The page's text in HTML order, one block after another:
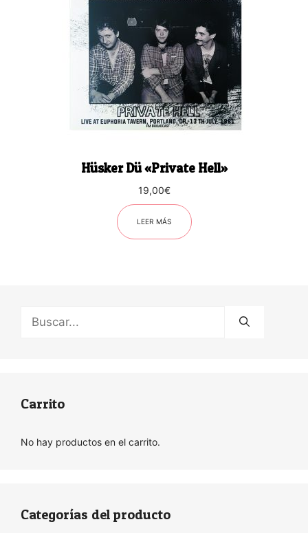
Hüsker Dü «Private Hell»
19,00€
LEER MÁS
Carrito
No hay productos en el carrito.
Categorías del producto